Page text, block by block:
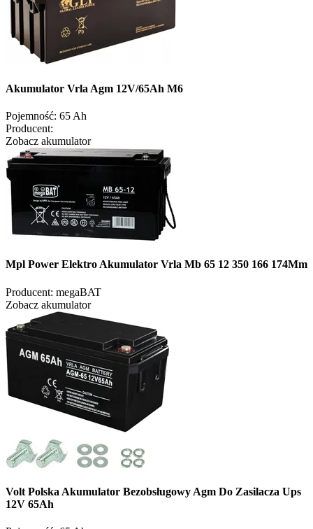
Akumulator Vrla Agm 12V/65Ah M6
Pojemność: 65 Ah
Producent:
Zobacz akumulator
Mpl Power Elektro Akumulator Vrla Mb 65 12 350 166 174Mm
Producent: megaBAT
Zobacz akumulator
Volt Polska Akumulator Bezobsługowy Agm Do Zasilacza Ups
12V 65Ah